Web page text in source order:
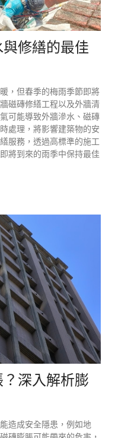
修繕的最佳
，但春季的梅雨季節即將
磁磚修繕工程以及外牆清
可能導致外牆滲水、磁磚
處理，將影響建築物的安
服務，透過高標準的施工
將到來的雨季中保持最佳
深入解析膨
造成安全隱患，例如地